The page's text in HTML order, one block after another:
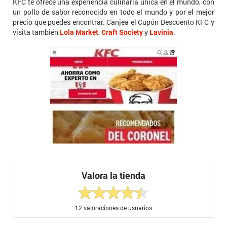
un pollo de sabor reconocido en todo el mundo y por el mejor
precio que puedes encontrar. Canjea el Cupón Descuento KFC y
visita también Lola Market,Craft Societyy Lavinia.
Valora la tienda
12 valoraciones de usuarios